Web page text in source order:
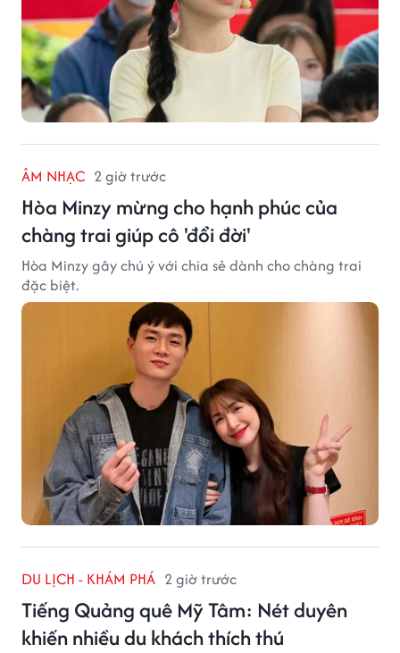
ÂM NHẠC 2 giờ trước
Hòa Minzy mừng cho hạnh phúc của
chàng trai giúp cô 'đổi đời'
Hòa Minzy gây chú ý với chia sẻ dành cho chàng trai
đặc biệt.
DU LỊCH - KHÁM PHÁ 2 giờ trước
Tiếng Quảng quê Mỹ Tâm: Nét duyên
khiến nhiều du khách thích thú